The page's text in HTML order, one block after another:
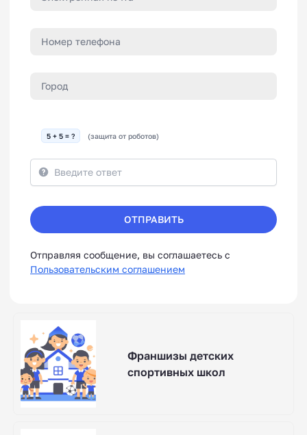
5 + 5 = ? (защита от роботов)
ОТПРАВИТЬ
Отправляя сообщение, вы соглашаетесь с
Пользовательским соглашением
Франшизы детских
спортивных школ